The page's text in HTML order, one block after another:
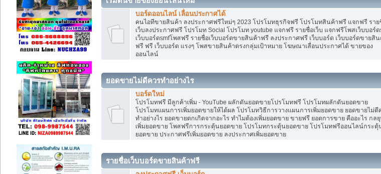
บอร์ดออนไลน์ เลื่อนประกาศได้
คนไอทีขายสินค้า ลงประกาศฟรีใหม่ๆ 2023 โปรโมทธุรกิจฟรี โปรโมทสินค้าฟรี แจกฟรี ราย
เว็บลงประกาศฟรี โปรโมท Social โปรโมท youtube แจกฟรี รายชื่อเว็บ แจกฟรีโพสเว็บบอร์ด
เว็บบอร์ดsmfโพสฟรี รายชื่อเว็บบอร์ดขายสินค้าฟรี ลงประกาศฟรี เว็บบอร์ด เว็บบอร์ดขายสิน
ฟรี ฟรี เว็บบอร์ด แรงๆ โพสขายสินค้าตรงกลุ่มเป้าหมาย โฆษณาเลื่อนประกาศได้ ขายของ
ออนไลน์
ยอดขายไม่ดีควรทำอย่างไร
บอร์ดใหม่
โปรโมทฟรี มีลูกค้าเพิ่ม - YouTube ผลักดันยอดขายโปรโมทฟรี โปรโมทผลักดันยอดขาย
โปรโมทแผนการเพิ่มยอดขายให้ได้ผล โปรโมทวิธีการวางแผนการเพิ่มยอดขาย ยอดขายไม่ดี
ทำอย่างไร ยอดขายตกเกิดจากอะไร ทำไมต้องเพิ่มยอดขาย ขายฟรี ยอดการขาย คืออะไร กล
เพิ่มยอดขาย โพสฟรีการกระตุ้นยอดขาย โปรโมทกระตุ้นยอดขาย โปรโมทฟรีออนไลน์กระตุ้
ยอดขาย ประกาศฟรีเพิ่มยอดขาย ลงประกาศเพิ่มยอดขาย
รายชื่อเว็บบอร์ดขายสินค้าฟรี